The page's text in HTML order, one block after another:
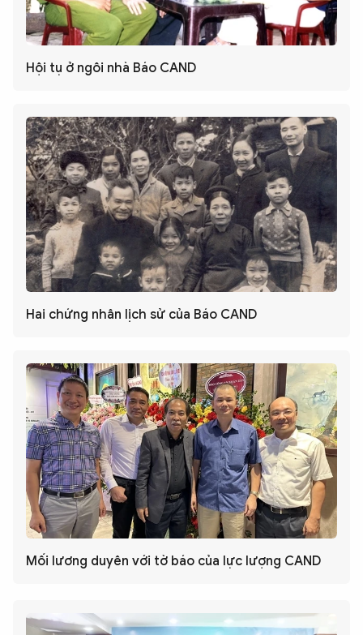
Hội tụ ở ngôi nhà Báo CAND
Hai chứng nhân lịch sử của Báo CAND
Mối lương duyên với tờ báo của lực lượng CAND